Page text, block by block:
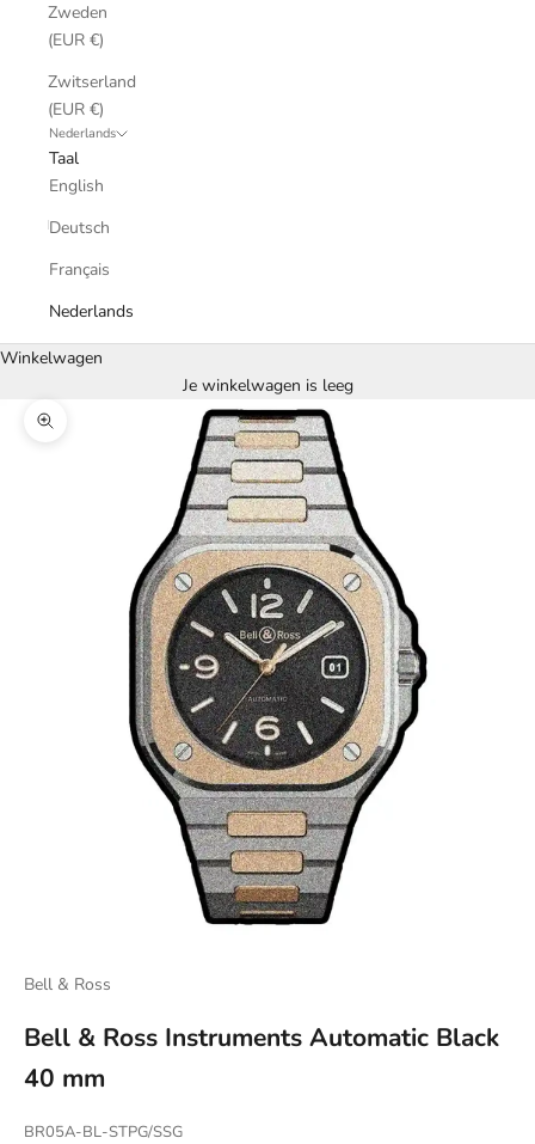
Zweden
(EUR €)
Zwitserland
(EUR €)
Nederlands
Taal
English
Deutsch
Français
Nederlands
Winkelwagen
Je winkelwagen is leeg
In-/uitzoomen
Bell & Ross
Bell & Ross Instruments Automatic Black
40 mm
BR05A-BL-STPG/SSG